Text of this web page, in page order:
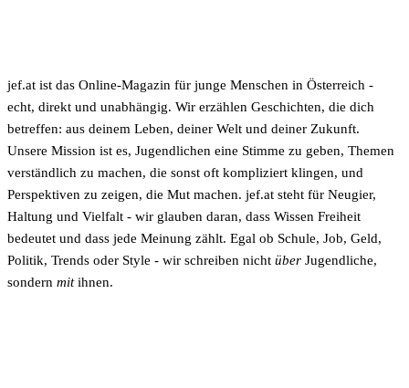
jef.at ist das Online-Magazin für junge Menschen in Österreich -
echt, direkt und unabhängig. Wir erzählen Geschichten, die dich
betreffen: aus deinem Leben, deiner Welt und deiner Zukunft.
Unsere Mission ist es, Jugendlichen eine Stimme zu geben, Themen
verständlich zu machen, die sonst oft kompliziert klingen, und
Perspektiven zu zeigen, die Mut machen. jef.at steht für Neugier,
Haltung und Vielfalt - wir glauben daran, dass Wissen Freiheit
bedeutet und dass jede Meinung zählt. Egal ob Schule, Job, Geld,
Politik, Trends oder Style - wir schreiben nicht über Jugendliche,
sondern mitihnen.